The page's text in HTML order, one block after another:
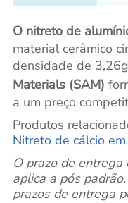
O nitreto de
material cerâmico
densidade de
Materials (SAM)
a um preço
Produtos
Nitreto de cálcio
O prazo de
aplica a pós
prazos de entrega